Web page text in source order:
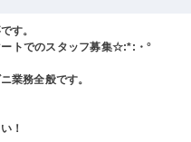
す。
トでのスタッフ募集☆:*:・°
業務全般です。
！